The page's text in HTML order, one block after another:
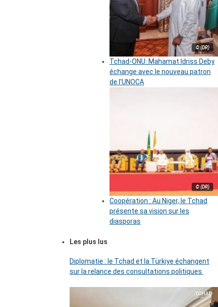
© (DR)
Tchad-ONU: Mahamat Idriss Deby
échange avec le nouveau patron
de l’UNOCA
© (DR)
Coopération : Au Niger, le Tchad
présente sa vision sur les
diasporas
Les plus lus
Diplomatie : le Tchad et la Türkiye échangent
sur la relance des consultations politiques